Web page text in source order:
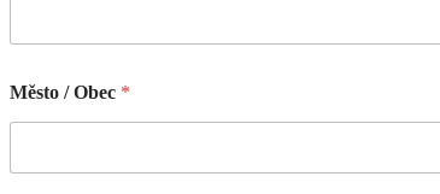
Město / Obec *